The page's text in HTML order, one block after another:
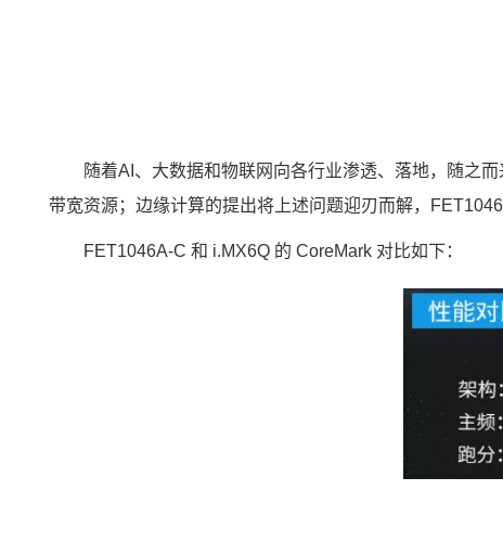
随着AI、大数据和物联网向各行业渗透、落地，随之
带宽资源；边缘计算的提出将上述问题迎刃而解，
FET1046A-C 和 i.MX6Q 的 CoreMark 对比如下：